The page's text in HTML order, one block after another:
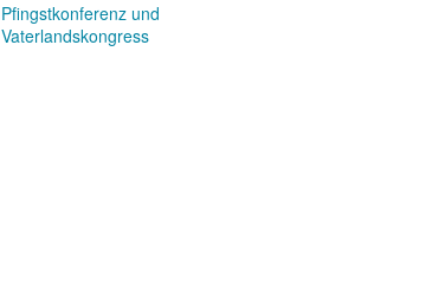
Pfingstkonferenz und
Vaterlandskongress